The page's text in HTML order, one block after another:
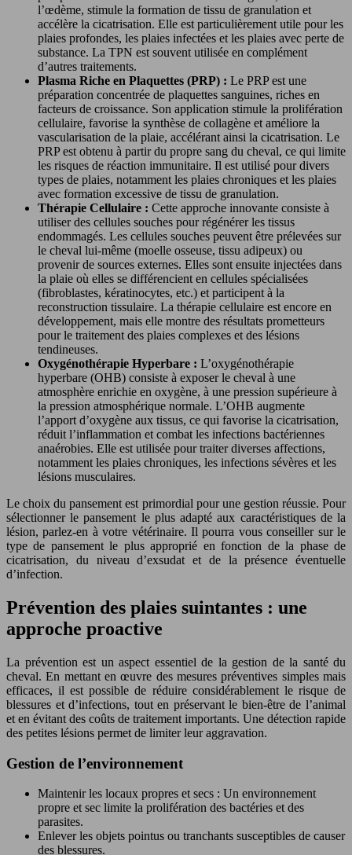
l’œdème, stimule la formation de tissu de granulation et
accélère la cicatrisation. Elle est particulièrement utile pour les
plaies profondes, les plaies infectées et les plaies avec perte de
substance. La TPN est souvent utilisée en complément
d’autres traitements.
Plasma Riche en Plaquettes (PRP) : Le PRP est une
préparation concentrée de plaquettes sanguines, riches en
facteurs de croissance. Son application stimule la prolifération
cellulaire, favorise la synthèse de collagène et améliore la
vascularisation de la plaie, accélérant ainsi la cicatrisation. Le
PRP est obtenu à partir du propre sang du cheval, ce qui limite
les risques de réaction immunitaire. Il est utilisé pour divers
types de plaies, notamment les plaies chroniques et les plaies
avec formation excessive de tissu de granulation.
Thérapie Cellulaire : Cette approche innovante consiste à
utiliser des cellules souches pour régénérer les tissus
endommagés. Les cellules souches peuvent être prélevées sur
le cheval lui-même (moelle osseuse, tissu adipeux) ou
provenir de sources externes. Elles sont ensuite injectées dans
la plaie où elles se différencient en cellules spécialisées
(fibroblastes, kératinocytes, etc.) et participent à la
reconstruction tissulaire. La thérapie cellulaire est encore en
développement, mais elle montre des résultats prometteurs
pour le traitement des plaies complexes et des lésions
tendineuses.
Oxygénothérapie Hyperbare : L’oxygénothérapie
hyperbare (OHB) consiste à exposer le cheval à une
atmosphère enrichie en oxygène, à une pression supérieure à
la pression atmosphérique normale. L’OHB augmente
l’apport d’oxygène aux tissus, ce qui favorise la cicatrisation,
réduit l’inflammation et combat les infections bactériennes
anaérobies. Elle est utilisée pour traiter diverses affections,
notamment les plaies chroniques, les infections sévères et les
lésions musculaires.
Le choix du pansement est primordial pour une gestion réussie. Pour
sélectionner le pansement le plus adapté aux caractéristiques de la
lésion, parlez-en à votre vétérinaire. Il pourra vous conseiller sur le
type de pansement le plus approprié en fonction de la phase de
cicatrisation, du niveau d’exsudat et de la présence éventuelle
d’infection.
Prévention des plaies suintantes : une
approche proactive
La prévention est un aspect essentiel de la gestion de la santé du
cheval. En mettant en œuvre des mesures préventives simples mais
efficaces, il est possible de réduire considérablement le risque de
blessures et d’infections, tout en préservant le bien-être de l’animal
et en évitant des coûts de traitement importants. Une détection rapide
des petites lésions permet de limiter leur aggravation.
Gestion de l’environnement
Maintenir les locaux propres et secs : Un environnement
propre et sec limite la prolifération des bactéries et des
parasites.
Enlever les objets pointus ou tranchants susceptibles de causer
des blessures.